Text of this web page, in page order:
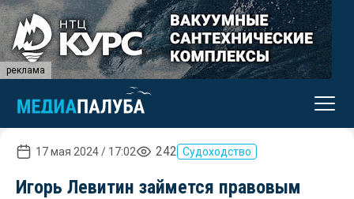
реклама
17 мая 2024 / 17:02 242 Судоходство
Игорь Левитин займется правовым